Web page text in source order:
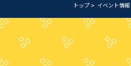
トップ イベント情報